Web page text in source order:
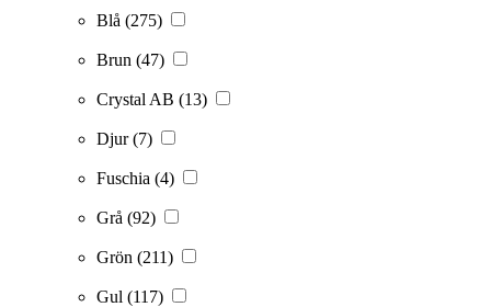
Blå (275)
Brun (47)
Crystal AB (13)
Djur(7)
Fuschia (4)
Grå (92)
Grön (211)
Gul (117)